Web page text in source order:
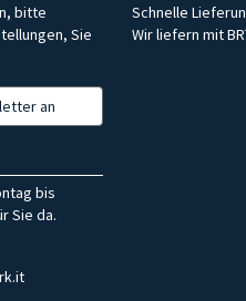
bitte
Sie
an
Schnelle
Wir liefern mit
bis
Sie da.